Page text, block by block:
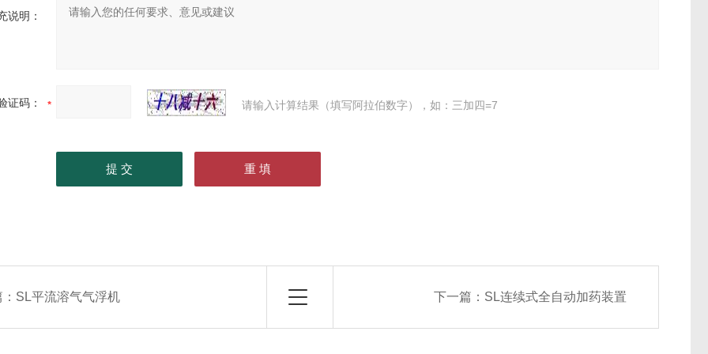
说明：
证码： 请输入计算结果（填写阿拉伯数字），如：三加四=7
SL平流溶气气浮机 下一篇： SL连续式全自动加药装置